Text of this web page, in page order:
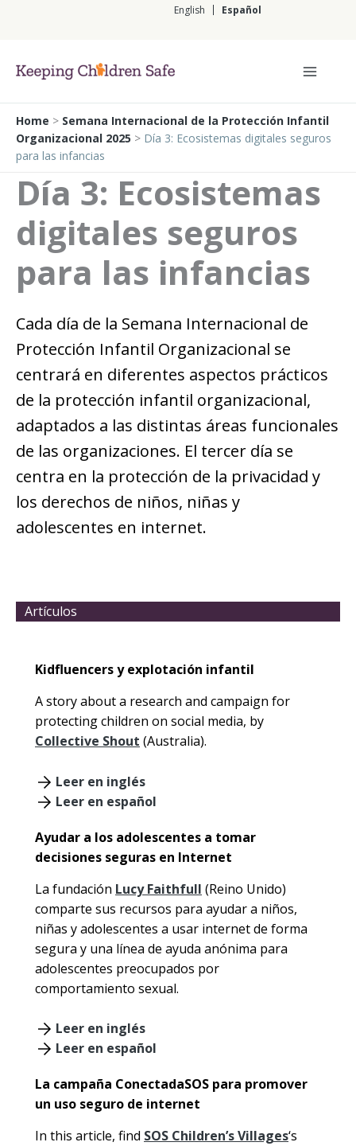
English Español
Home > Semana Internacional de la Protección Infantil
Organizacional 2025 > Día 3: Ecosistemas digitales seguros
para las infancias
Día 3: Ecosistemas
digitales seguros
para las infancias
Cada día de la Semana Internacional de
Protección Infantil Organizacional se
centrará en diferentes aspectos prácticos
de la protección infantil organizacional,
adaptados a las distintas áreas funcionales
de las organizaciones. El tercer día se
centra en la protección de la privacidad y
los derechos de niños, niñas y
adolescentes en internet.
Artículos
Kidfluencers y explotación infantil
A story about a research and campaign for
protecting children on social media, by
Collective Shout (Australia).
Leer en inglés
Leer en español
Ayudar a los adolescentes a tomar
decisiones seguras en Internet
La fundación Lucy Faithfull (Reino Unido)
comparte sus recursos para ayudar a niños,
niñas y adolescentes a usar internet de forma
segura y una línea de ayuda anónima para
adolescentes preocupados por
comportamiento sexual.
Leer en inglés
Leer en español
La campaña ConectadaSOS para promover
un uso seguro de internet
In this article, find SOS Children’s Villages‘s